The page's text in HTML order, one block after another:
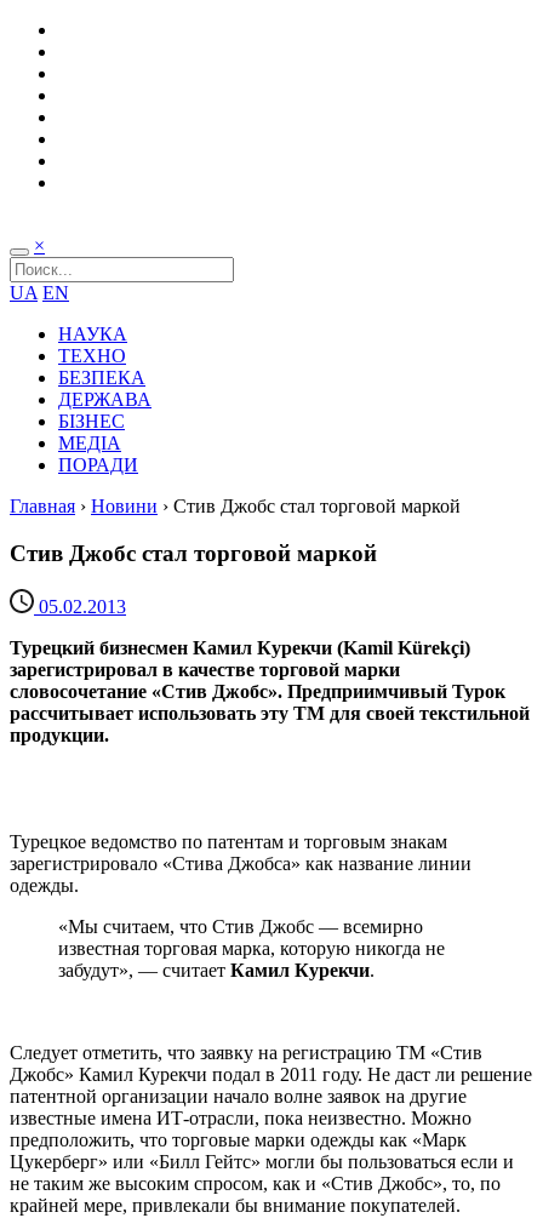
×
UA EN
НАУКА
ТЕХНО
БЕЗПЕКА
ДЕРЖАВА
БІЗНЕС
МЕДІА
ПОРАДИ
Главная › Новини › Стив Джобс стал торговой маркой
Стив Джобс стал торговой маркой
05.02.2013
Турецкий бизнесмен Камил Курекчи (Kamil Kürekçi)
зарегистрировал в качестве торговой марки
словосочетание «Стив Джобс». Предприимчивый Турок
рассчитывает использовать эту ТМ для своей текстильной
продукции.
Турецкое ведомство по патентам и торговым знакам
зарегистрировало «Стива Джобса» как название линии
одежды.
«Мы считаем, что Стив Джобс — всемирно
известная торговая марка, которую никогда не
забудут», — считает Камил Курекчи.
Следует отметить, что заявку на регистрацию ТМ «Стив
Джобс» Камил Курекчи подал в 2011 году. Не даст ли решение
патентной организации начало волне заявок на другие
известные имена ИТ-отрасли, пока неизвестно. Можно
предположить, что торговые марки одежды как «Марк
Цукерберг» или «Билл Гейтс» могли бы пользоваться если и
не таким же высоким спросом, как и «Стив Джобс», то, по
крайней мере, привлекали бы внимание покупателей.